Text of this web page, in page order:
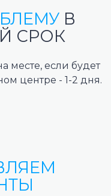
В
СРОК
месте, если будет
центре - 1-2 дня.